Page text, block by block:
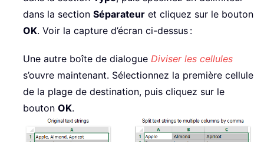
dans la section Séparateur et cliquez sur le bouton
OK. Voir la capture d’écran ci-dessus :
Une autre boîte de dialogue Diviser les cellules
s’ouvre maintenant. Sélectionnez la première cellule
de la plage de destination, puis cliquez sur le
bouton OK.